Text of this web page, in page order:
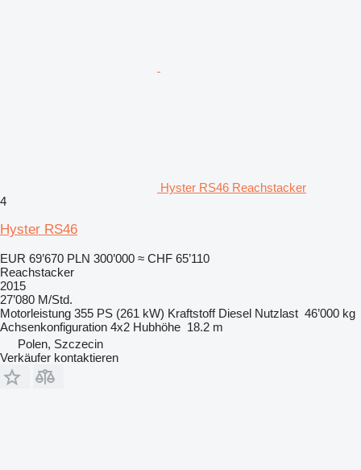
Hyster RS46 Reachstacker
4
Hyster RS46
EUR 69’670 PLN 300’000 ≈ CHF 65’110
Reachstacker
2015
27’080 M/Std.
Motorleistung 355 PS (261 kW) Kraftstoff Diesel Nutzlast 46’000 kg
Achsenkonfiguration 4x2 Hubhöhe 18.2 m
Polen, Szczecin
Verkäufer kontaktieren